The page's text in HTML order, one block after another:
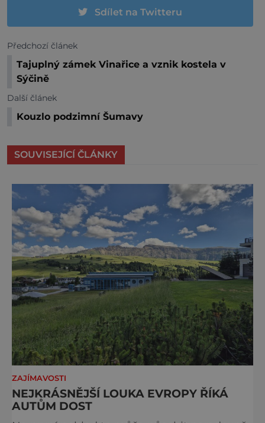
Sdílet na Twitteru
Předchozí článek
Tajuplný zámek Vinařice a vznik kostela v
Sýčině
Další článek
Kouzlo podzimní Šumavy
SOUVISEJÍCÍ ČLÁNKY
ZAJÍMAVOSTI
NEJKRÁSNĚJŠÍ LOUKA EVROPY ŘÍKÁ
AUTŮM DOST